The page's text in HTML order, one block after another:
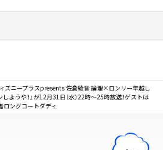
ズニープラスpresents 佐倉綾音 論理×ロンリー年越し
うや！』が12月31日（水）22時～25時放送！ゲストは
ロングコートダディ